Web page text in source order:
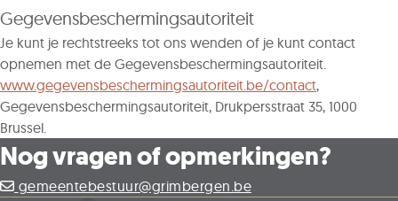
Gegevensbeschermingsautoriteit
Je kunt je rechtstreeks tot ons wenden of je kunt contact
opnemen met de Gegevensbeschermingsautoriteit.
www.gegevensbeschermingsautoriteit.be/contact,
Gegevensbeschermingsautoriteit, Drukpersstraat 35, 1000
Brussel.
Nog vragen of opmerkingen?
gemeentebestuur@grimbergen.be